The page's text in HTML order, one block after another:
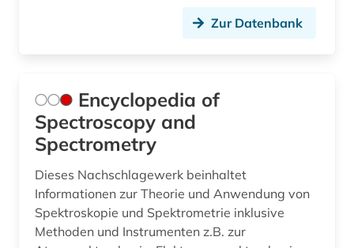
Zur Datenbank
Encyclopedia of
Spectroscopy and
Spectrometry
Dieses Nachschlagewerk beinhaltet
Informationen zur Theorie und Anwendung von
Spektroskopie und Spektrometrie inklusive
Methoden und Instrumenten z.B. zur